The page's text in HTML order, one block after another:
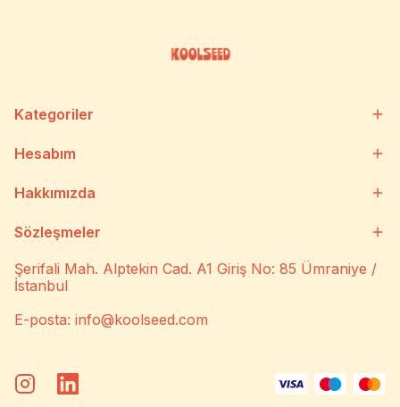
Kategoriler
Hesabım
Hakkımızda
Sözleşmeler
Şerifali Mah. Alptekin Cad. A1 Giriş No: 85 Ümraniye /
İstanbul
E-posta: info@koolseed.com